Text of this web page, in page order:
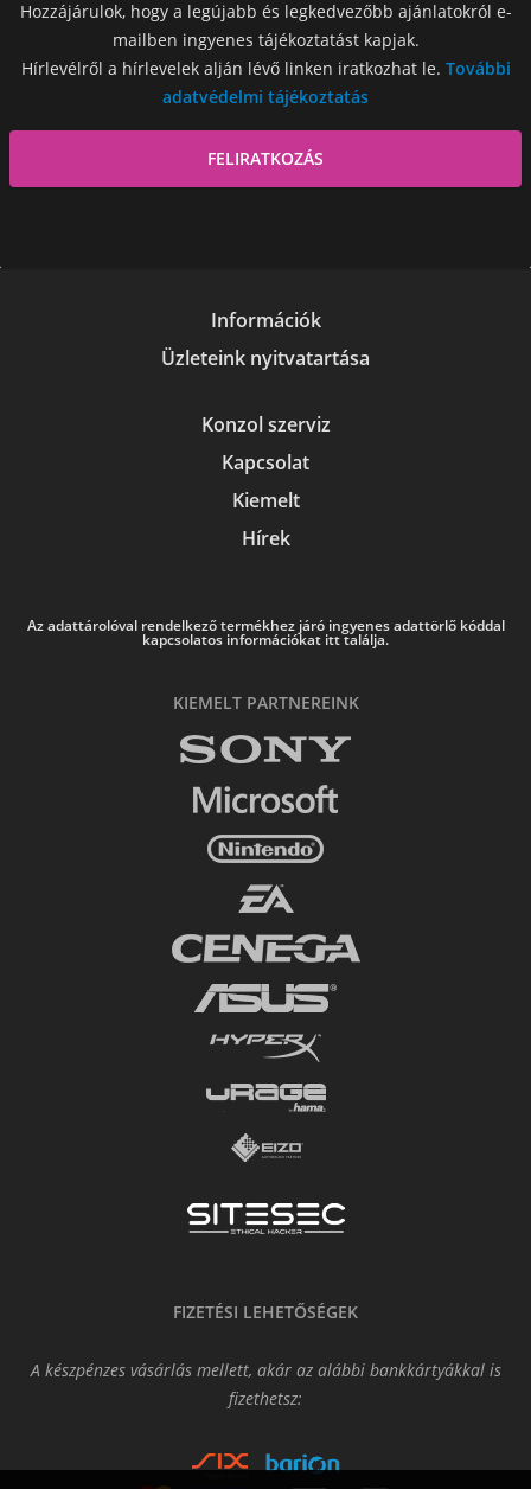
Hozzájárulok, hogy a legújabb és legkedvezőbb ajánlatokról e-
mailben ingyenes tájékoztatást kapjak.
Hírlevélről a hírlevelek alján lévő linken iratkozhat le. További
adatvédelmi tájékoztatás
Információk
Üzleteink nyitvatartása
Konzol szerviz
Kapcsolat
Kiemelt
Hírek
Az adattárolóval rendelkező termékhez járó ingyenes adattörlő kóddal
kapcsolatos információkat itt találja.
KIEMELT PARTNEREINK
FIZETÉSI LEHETŐSÉGEK
A készpénzes vásárlás mellett, akár az alábbi bankkártyákkal is
fizethetsz: